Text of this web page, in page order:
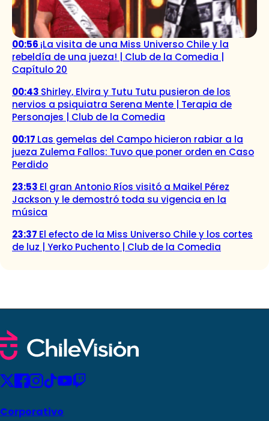
00:56 ¡La visita de una Miss Universo Chile y la
rebeldía de una jueza! | Club de la Comedia |
Capítulo 20
00:43 Shirley, Elvira y Tutu Tutu pusieron de los
nervios a psiquiatra Serena Mente | Terapia de
Personajes | Club de la Comedia
00:17 Las gemelas del Campo hicieron rabiar a la
jueza Zulema Fallos: Tuvo que poner orden en Caso
Perdido
23:53 El gran Antonio Ríos visitó a Maikel Pérez
Jackson y le demostró toda su vigencia en la
música
23:37 El efecto de la Miss Universo Chile y los cortes
de luz | Yerko Puchento | Club de la Comedia
Corporativo